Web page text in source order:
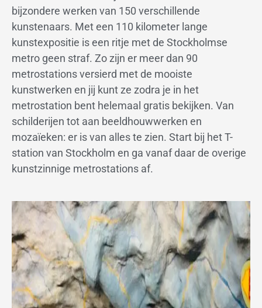
bijzondere werken van 150 verschillende
kunstenaars. Met een 110 kilometer lange
kunstexpositie is een ritje met de Stockholmse
metro geen straf. Zo zijn er meer dan 90
metrostations versierd met de mooiste
kunstwerken en jij kunt ze zodra je in het
metrostation bent helemaal gratis bekijken. Van
schilderijen tot aan beeldhouwwerken en
mozaïeken: er is van alles te zien. Start bij het T-
station van Stockholm en ga vanaf daar de overige
kunstzinnige metrostations af.